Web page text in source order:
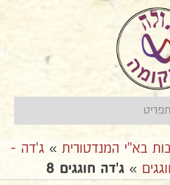
תפריט
בא"י המנדטורית » ג'דה -
» ג'דה חוגגים 8